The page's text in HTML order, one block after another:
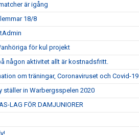
är igång
18/8
för kul projekt
någon aktivitet allt är kostnadsfritt.
om träningar, Coronaviruset och Covid-19
ställer in Warbergsspelen 2020
LAG FÖR DAMJUNIORER